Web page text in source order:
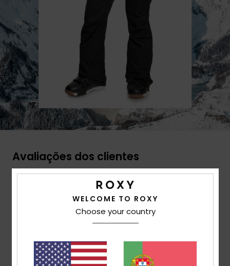
Avaliações dos clientes
Pontuação média
4.6/5
baseado em13 avaliações verificadas
Outubro 2025
WELCOME TO ROXY
Choose your country